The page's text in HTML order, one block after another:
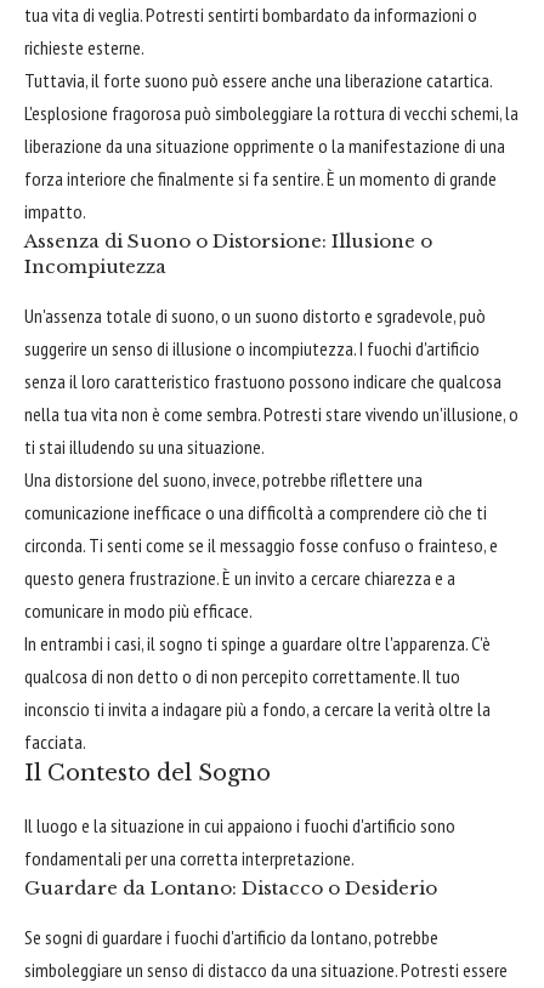
tua vita di veglia. Potresti sentirti bombardato da informazioni o
richieste esterne.
Tuttavia, il forte suono può essere anche una liberazione catartica.
L'esplosione fragorosa può simboleggiare la rottura di vecchi schemi, la
liberazione da una situazione opprimente o la manifestazione di una
forza interiore che finalmente si fa sentire. È un momento di grande
impatto.
Assenza di Suono o Distorsione: Illusione o
Incompiutezza
Un'assenza totale di suono, o un suono distorto e sgradevole, può
suggerire un senso di illusione o incompiutezza. I fuochi d'artificio
senza il loro caratteristico frastuono possono indicare che qualcosa
nella tua vita non è come sembra. Potresti stare vivendo un'illusione, o
ti stai illudendo su una situazione.
Una distorsione del suono, invece, potrebbe riflettere una
comunicazione inefficace o una difficoltà a comprendere ciò che ti
circonda. Ti senti come se il messaggio fosse confuso o frainteso, e
questo genera frustrazione. È un invito a cercare chiarezza e a
comunicare in modo più efficace.
In entrambi i casi, il sogno ti spinge a guardare oltre l'apparenza. C'è
qualcosa di non detto o di non percepito correttamente. Il tuo
inconscio ti invita a indagare più a fondo, a cercare la verità oltre la
facciata.
Il Contesto del Sogno
Il luogo e la situazione in cui appaiono i fuochi d'artificio sono
fondamentali per una corretta interpretazione.
Guardare da Lontano: Distacco o Desiderio
Se sogni di guardare i fuochi d'artificio da lontano, potrebbe
simboleggiare un senso di distacco da una situazione. Potresti essere